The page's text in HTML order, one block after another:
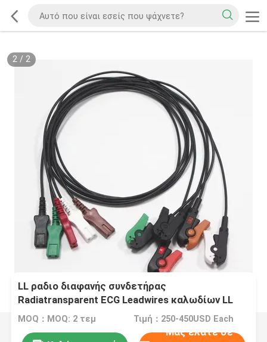
2/ 2
LL ραδιο διαφανής συνδετήρας
Radiatransparent ECG Leadwires καλωδίων LL
MOQ：MOQ: 2 τεμ Τιμή：250-450USD Each
Μας ελάτε σε